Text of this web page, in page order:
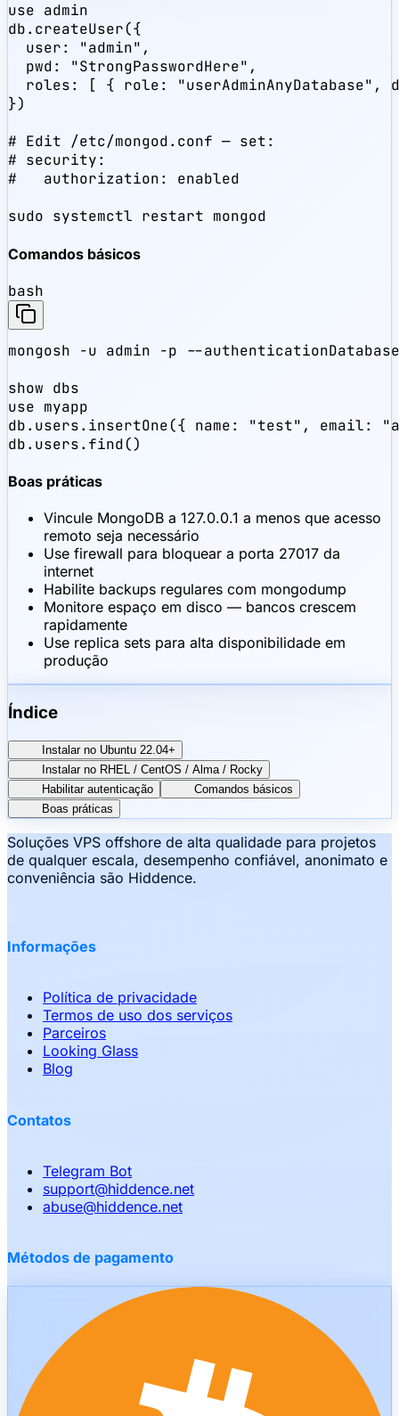
use admin
db.createUser({
  user: "admin",
  pwd: "StrongPasswordHere",
roles: [ { role: "userAdminAnyDatabase",
})
# Edit /etc/mongod.conf — set:
# security:
#   authorization: enabled
sudo systemctl restart mongod
Comandos básicos
bash
mongosh -u admin -p --
show dbs
use myapp
db.users.insertOne({ name: "test", email:
db.users.find()
Boas práticas
Vincule MongoDB a 127.0.0.1 a menos que acesso
remoto seja necessário
Use firewall para bloquear a porta 27017 da
internet
Habilite backups regulares com mongodump
Monitore espaço em disco — bancos crescem
rapidamente
Use replica sets para alta disponibilidade em
produção
Índice
Instalar no Ubuntu 22.04+
Instalar no RHEL / CentOS / Alma / Rocky
Habilitar autenticação
Comandos básicos
Boas práticas
Soluções VPS offshore de alta qualidade para projetos
de qualquer escala, desempenho confiável, anonimato e
conveniência são Hiddence.
Informações
Política de privacidade
Termos de uso dos serviços
Parceiros
Looking Glass
Blog
Contatos
Telegram Bot
support@hiddence.net
abuse@hiddence.net
Métodos de pagamento